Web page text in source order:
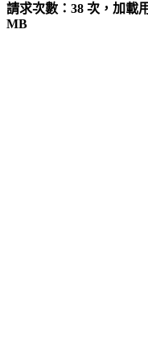
請求次數：38 次，加載
MB